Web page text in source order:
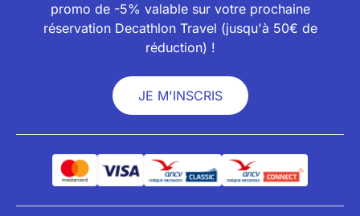
promo de -5% valable sur votre prochaine
réservation Decathlon Travel (jusqu'à 50€ de
réduction) !
JE M'INSCRIS